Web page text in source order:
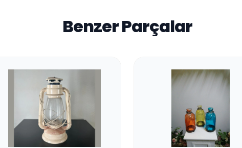
Benzer Parçalar